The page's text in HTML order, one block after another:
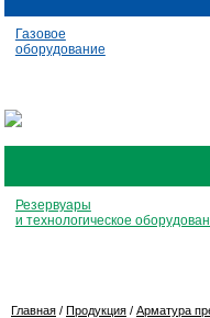
Газовое
оборудование
Резервуары
и технологическое
Главная / Продукция / Арматура